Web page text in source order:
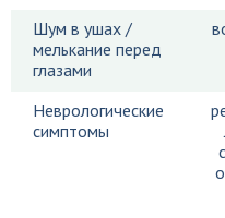
Шум в ушах /
мелькание перед
глазами
Неврологические
симптомы